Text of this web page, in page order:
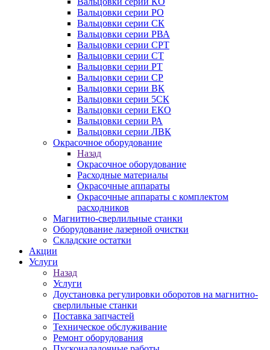
Вальцовки серии РО
Вальцовки серии СК
Вальцовки серии РВА
Вальцовки серии СРТ
Вальцовки серии СТ
Вальцовки серии РТ
Вальцовки серии СР
Вальцовки серии ВК
Вальцовки серии 5СК
Вальцовки серии ЕКО
Вальцовки серии РА
Вальцовки серии ЛВК
Окрасочное оборудование
Назад
Окрасочное оборудование
Расходные материалы
Окрасочные аппараты
Окрасочные аппараты с комплектом
расходников
Магнитно-сверлильные станки
Оборудование лазерной очистки
Складские остатки
Акции
Услуги
Назад
Услуги
Доустановка регулировки оборотов на магнитно-
сверлильные станки
Поставка запчастей
Техническое обслуживание
Ремонт оборудования